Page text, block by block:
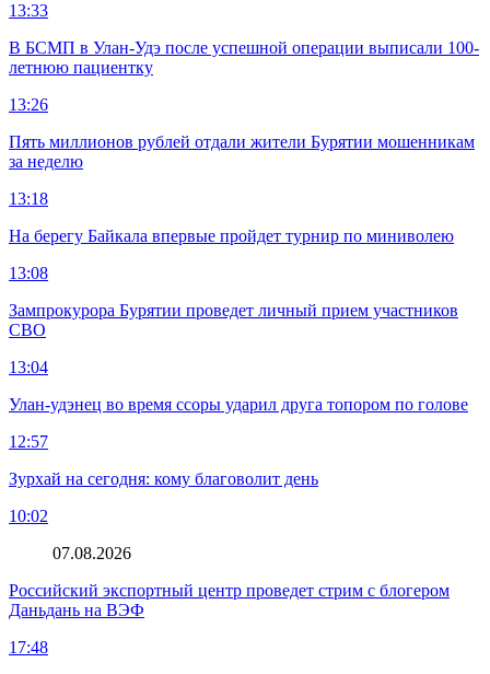
13:33
В БСМП в Улан-Удэ после успешной операции выписали 100-
летнюю пациентку
13:26
Пять миллионов рублей отдали жители Бурятии мошенникам
за неделю
13:18
На берегу Байкала впервые пройдет турнир по миниволею
13:08
Зампрокурора Бурятии проведет личный прием участников
СВО
13:04
Улан-удэнец во время ссоры ударил друга топором по голове
12:57
Зурхай на сегодня: кому благоволит день
10:02
07.08.2026
Российский экспортный центр проведет стрим с блогером
Даньдань на ВЭФ
17:48